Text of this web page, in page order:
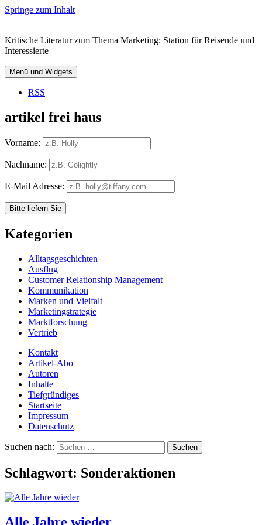
Springe zum Inhalt
Kritische Literatur zum Thema Marketing: Station für Reisende und
Interessierte
Menü und Widgets
RSS
artikel frei haus
Vorname:
Nachname:
E-Mail Adresse:
Kategorien
Alltagsgeschichten
Ausflug
Customer Relationship Management
Kommunikation
Marken und Vielfalt
Marketingstrategie
Marktforschung
Vertrieb
Kontakt
Artikel-Abo
Autoren
Inhalte
Tiefgründiges
Startseite
Impressum
Datenschutz
Suchen nach:
Schlagwort: Sonderaktionen